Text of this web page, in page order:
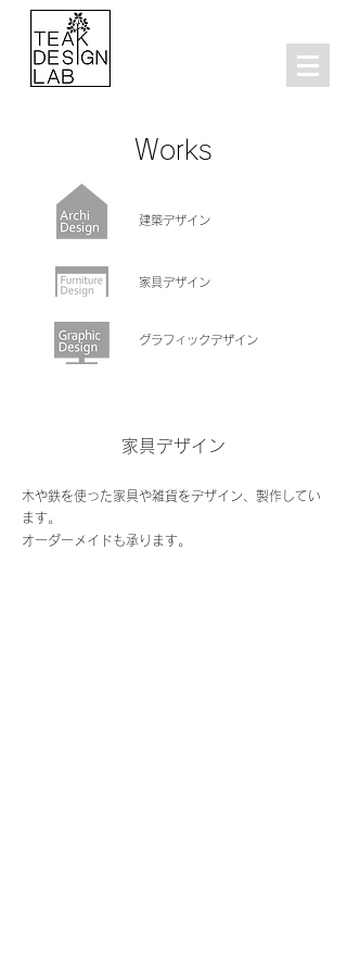
Works
建築デザイン
家具デザイン
グラフィックデザイン
家具デザイン
木や鉄を使った家具や雑貨をデザイン、製作してい
ます。
オーダーメイドも承ります。